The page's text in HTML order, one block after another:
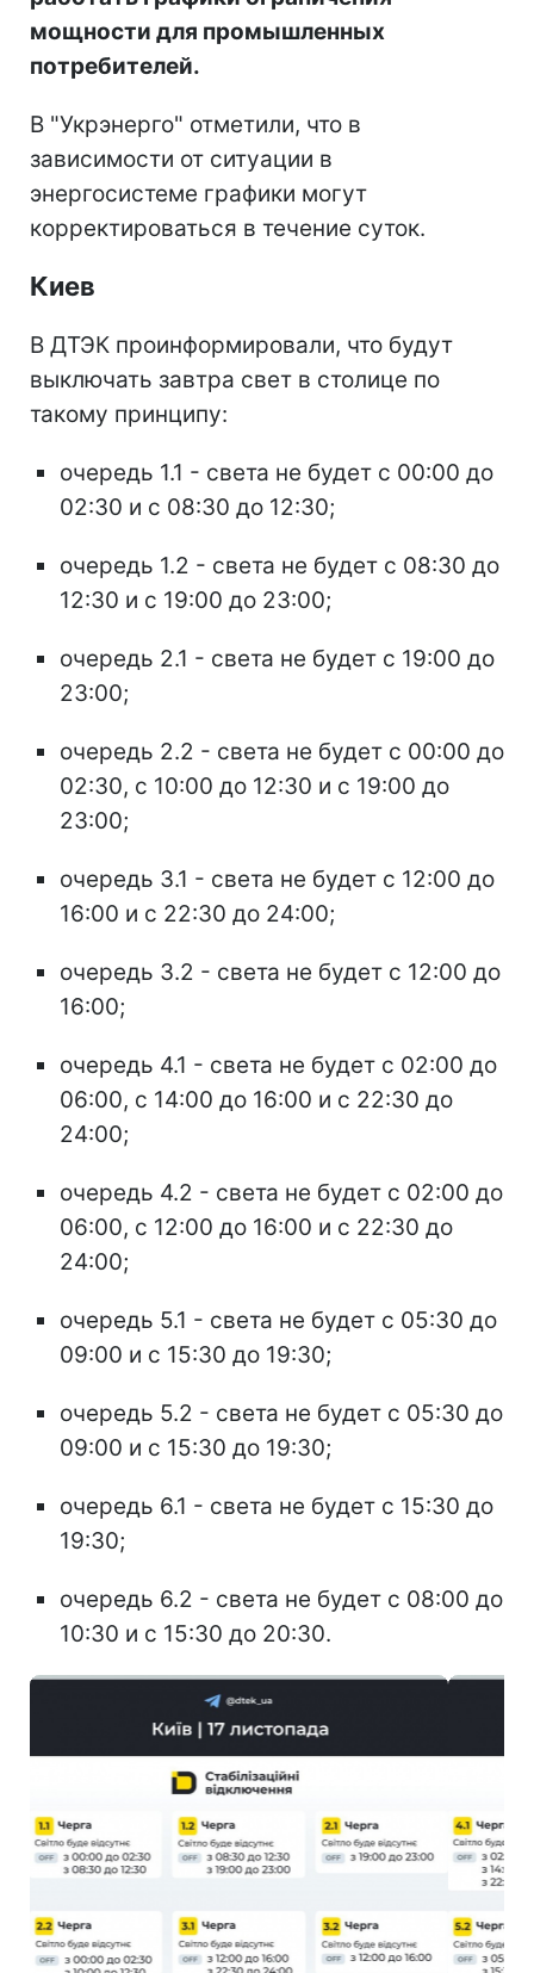
мощности для промышленных
потребителей.
В "Укрэнерго" отметили, что в
зависимости от ситуации в
энергосистеме графики могут
корректироваться в течение суток.
Киев
В ДТЭК проинформировали, что будут
выключать завтра свет в столице по
такому принципу:
очередь 1.1 - света не будет с 00:00 до
02:30 и с 08:30 до 12:30;
очередь 1.2 - света не будет с 08:30 до
12:30 и с 19:00 до 23:00;
очередь 2.1 - света не будет с 19:00 до
23:00;
очередь 2.2 - света не будет с 00:00 до
02:30, с 10:00 до 12:30 и с 19:00 до
23:00;
очередь 3.1 - света не будет с 12:00 до
16:00 и с 22:30 до 24:00;
очередь 3.2 - света не будет с 12:00 до
16:00;
очередь 4.1 - света не будет с 02:00 до
06:00, с 14:00 до 16:00 и с 22:30 до
24:00;
очередь 4.2 - света не будет с 02:00 до
06:00, с 12:00 до 16:00 и с 22:30 до
24:00;
очередь 5.1 - света не будет с 05:30 до
09:00 и с 15:30 до 19:30;
очередь 5.2 - света не будет с 05:30 до
09:00 и с 15:30 до 19:30;
очередь 6.1 - света не будет с 15:30 до
19:30;
очередь 6.2 - света не будет с 08:00 до
10:30 и с 15:30 до 20:30.